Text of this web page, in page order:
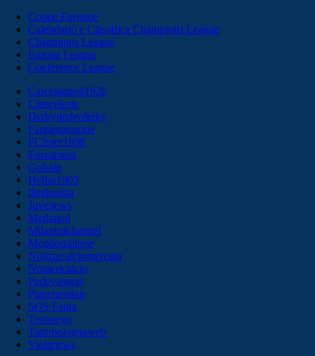
Coppe Europee
Calendario e Classifica Champions League
Champions League
Europa League
Conference League
Calcionapoli1926
Cittaceleste
Derbyderbyderby
Fantamagazine
FCInter1908
Forzaroma
Golssip
Hellas1903
Ilmilanista
Juvenews
Mediagol
Milanistichannel
Mondoudinese
Notiziecalciomercato
Numericalcio
Padovasport
Pianetamilan
SOS Fanta
Toronews
Tuttobolognaweb
Violanews